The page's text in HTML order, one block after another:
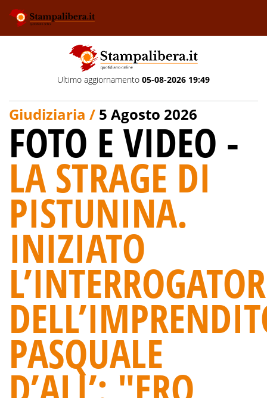
Ultimo aggiornamento 05-08-2026 19:49
Giudiziaria / 5 Agosto 2026
FOTO E VIDEO -
LA STRAGE DI
PISTUNINA.
INIZIATO
PASQUALE